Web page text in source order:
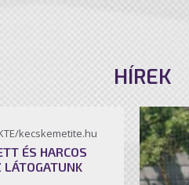
HÍREK
kecskemetite.hu
ÉS HARCOS
LÁTOGATUNK